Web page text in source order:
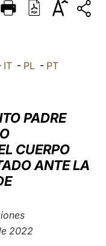
ITALIANO
العربيّة
中文
LATINE
IT - PL - PT
PADRE
CUERPO
ANTE LA
2022